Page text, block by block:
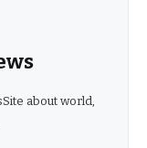
about world,